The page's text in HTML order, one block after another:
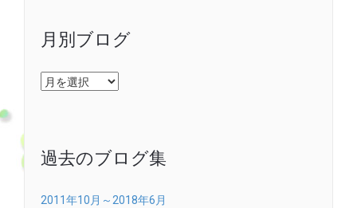
月別ブログ
月
別
過去のブログ集
2011年10月～2018年6月